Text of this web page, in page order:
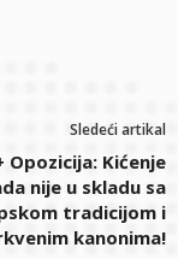
Sledeći artikal
Opozicija: Kićenje
nije u skladu sa
tradicijom i
kanonima!